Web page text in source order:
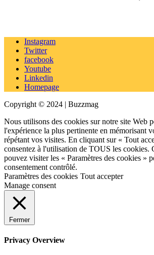
Instagram
Twitter
facebook
Youtube
Linkedin
Homepage
Copyright © 2024 | Buzzmag
Nous utilisons des cookies sur notre site Web
l'expérience la plus pertinente en mémorisant
répétant vos visites. En cliquant sur « Tout
consentez à l'utilisation de TOUS les cookies.
pouvez visiter les « Paramètres des cookies »
consentement contrôlé.
Paramètres des cookies Tout accepter
Manage consent
Fermer
Privacy Overview